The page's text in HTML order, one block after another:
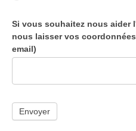
Si vous souhaitez nous aider
nous laisser vos
email)
Envoyer